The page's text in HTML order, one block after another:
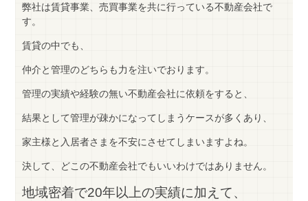
弊社は賃貸事業、売買事業を共に行っている不動産会社で
す。
賃貸の中でも、
仲介と管理のどちらも力を注いでおります。
管理の実績や経験の無い不動産会社に依頼をすると、
結果として管理が疎かになってしまうケースが多くあり、
家主様と入居者さまを不安にさせてしまいますよね。
決して、どこの不動産会社でもいいわけではありません。
地域密着で20年以上の実績に加えて、